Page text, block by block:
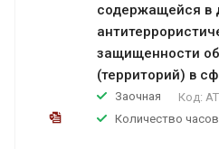
содержащейся в
защищенности
(территорий) в
Заочная Код:
Количество